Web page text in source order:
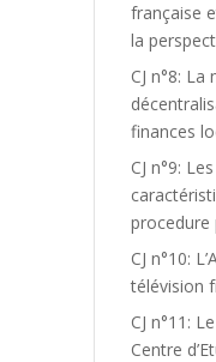
française
la
CJ n°8: La
finances
CJ n°9:
procedure
CJ n°10:
télévision
CJ n°11:
Centre